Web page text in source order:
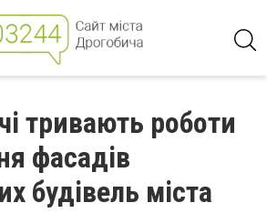
тривають роботи
фасадів
будівель міста